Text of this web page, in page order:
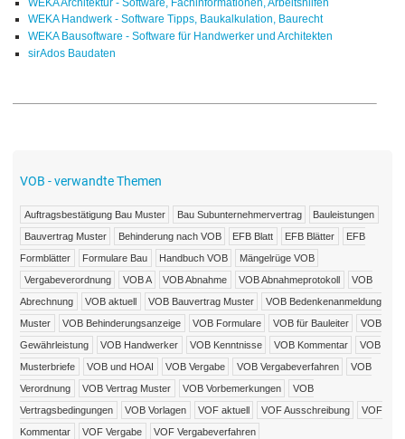
WEKA Handwerk - Software Tipps, Baukalkulation, Baurecht
WEKA Bausoftware - Software für Handwerker und Architekten
sirAdos Baudaten
VOB - verwandte Themen
Auftragsbestätigung Bau Muster Bau Subunternehmervertrag
Bauleistungen
Bauvertrag Muster
Behinderung nach VOB EFB Blatt EFB Blätter
EFB
Formblätter
Formulare Bau Handbuch VOB
Mängelrüge VOB
Vergabeverordnung
VOB A VOB Abnahme VOB Abnahmeprotokoll
VOB
Abrechnung
VOB aktuell VOB Bauvertrag Muster
VOB Bedenkenanmeldung
Muster
VOB Behinderungsanzeige VOB Formulare VOB für Bauleiter
VOB
Gewährleistung
VOB Handwerker VOB Kenntnisse VOB Kommentar
VOB
Musterbriefe
VOB und HOAI VOB Vergabe VOB Vergabeverfahren
VOB
Verordnung
VOB Vertrag Muster VOB Vorbemerkungen
VOB
Vertragsbedingungen
VOB Vorlagen VOF aktuell VOF Ausschreibung
VOF
Kommentar
VOF Vergabe VOF Vergabeverfahren